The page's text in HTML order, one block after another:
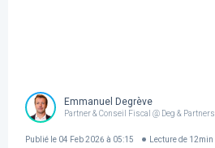
Emmanuel Degrève
Partner & Conseil Fiscal @ Deg & Partners
Publié le 04 Feb 2026 à 05:15 Lecture de 12min